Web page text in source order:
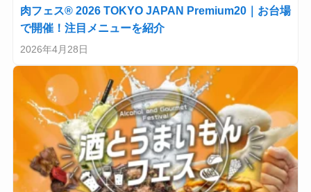
肉フェス® 2026 TOKYO JAPAN Premium20｜お台場
で開催！注目メニューを紹介
2026年4月28日